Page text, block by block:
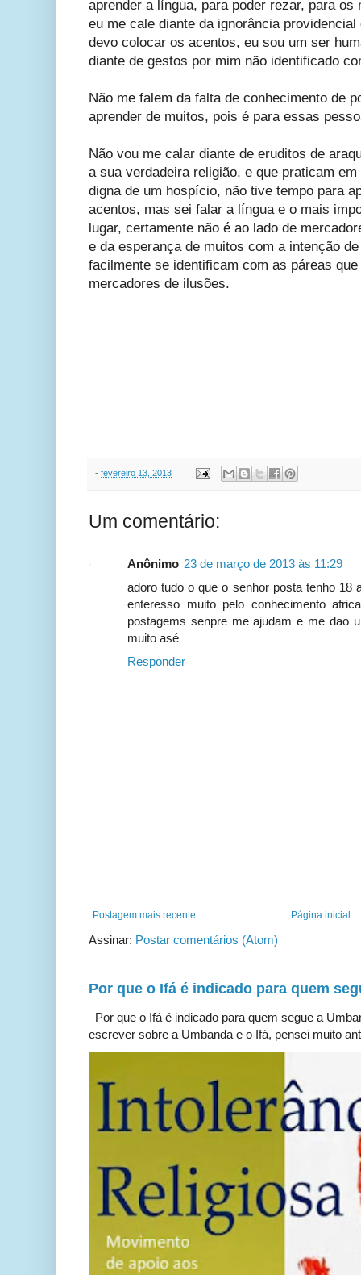
aprender a língua, para poder rezar, para
eu me cale diante da ignorância
devo colocar os acentos, eu sou um ser
diante de gestos por mim não identificado
Não me falem da falta de conhecimento de
aprender de muitos, pois é para essas
Não vou me calar diante de eruditos de
a sua verdadeira religião, e que praticam
digna de um hospício, não tive tempo para
acentos, mas sei falar a língua e o mais
lugar, certamente não é ao lado de
e da esperança de muitos com a intenção
facilmente se identificam com as páreas
mercadores de ilusões.
- fevereiro 13, 2013
Um comentário:
Anônimo 23 de março de 2013 às 11:29
adoro tudo o que o senhor posta tenho
enteresso muito pelo conhecimento
postagems senpre me ajudam e me dao
muito asé
Responder
Postagem mais recente Página inicial
Assinar: Postar comentários (Atom)
Por que o Ifá é indicado para quem
Por que o Ifá é indicado para quem segue a
escrever sobre a Umbanda e o Ifá, pensei muito